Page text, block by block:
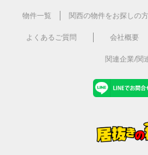
物件一覧 関西の物件をお探しの方
よくあるご質問 会社概要
関連企業/関